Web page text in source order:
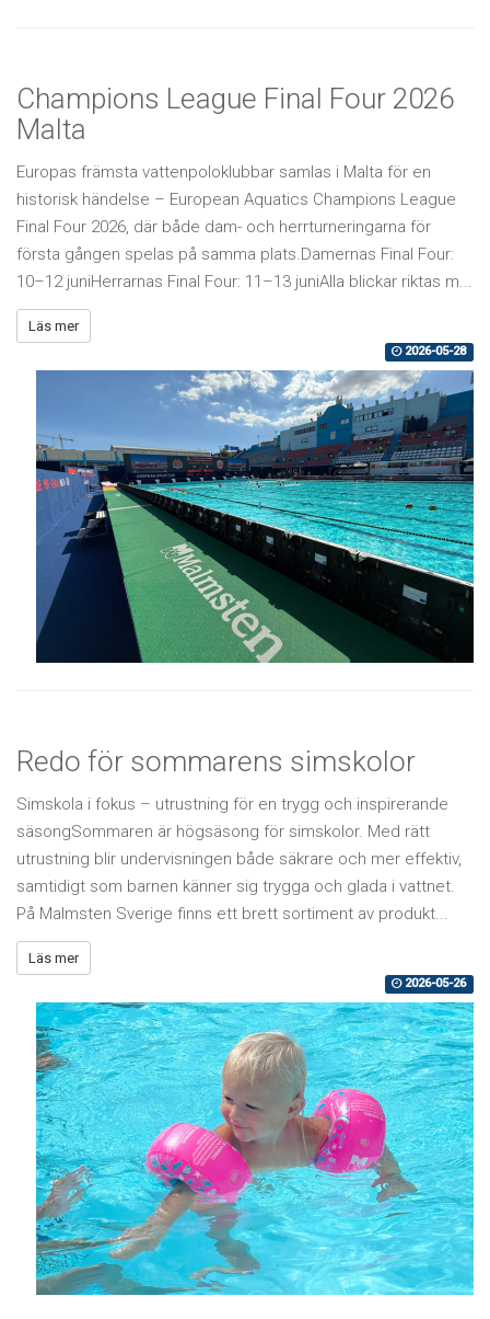
Champions League Final Four 2026
Malta
Europas främsta vattenpoloklubbar samlas i Malta för en
historisk händelse – European Aquatics Champions League
Final Four 2026, där både dam- och herrturneringarna för
första gången spelas på samma plats.Damernas Final Four:
10–12 juniHerrarnas Final Four: 11–13 juniAlla blickar riktas m...
Läs mer
2026-05-28
Redo för sommarens simskolor
Simskola i fokus – utrustning för en trygg och inspirerande
säsongSommaren är högsäsong för simskolor. Med rätt
utrustning blir undervisningen både säkrare och mer effektiv,
samtidigt som barnen känner sig trygga och glada i vattnet.
På Malmsten Sverige finns ett brett sortiment av produkt...
Läs mer
2026-05-26